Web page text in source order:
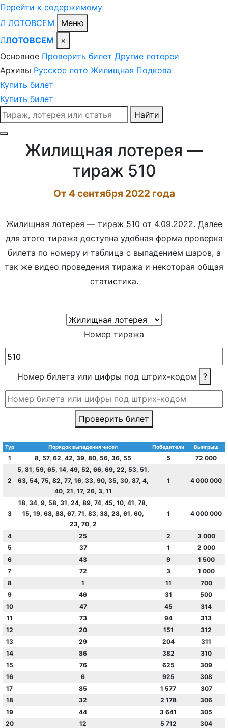
Перейти к содержимому
Л ЛОТОВСЕМ
Меню
ЛЛОТОВСЕМ
×
Основное Проверить билет Другие лотереи
Архивы Русское лото Жилищная Подкова
Купить билет
Купить билет
Поиск
Найти
Жилищная лотерея —
тираж 510
От 4 сентября 2022 года
Жилищная лотерея — тираж 510 от 4.09.2022. Далее
для этого тиража доступна удобная форма проверка
билета по номеру и таблица с выпадением шаров, а
так же видео проведения тиража и некоторая общая
статистика.
Номер тиража
Номер билета или цифры под штрих-кодом ?
Проверить билет
Тур Порядок выпадения чисел Победители Выигрыш
1 8, 57, 62, 42, 39, 80, 56, 36, 55 5 72 000
2
5, 81, 59, 65, 14, 49, 52, 66, 69, 22, 53, 51,
63, 54, 75, 82, 77, 16, 33, 90, 35, 30, 87, 4,
40, 21, 17, 26, 3, 11
1 4 000 000
3
18, 34, 9, 58, 31, 24, 89, 74, 45, 10, 41, 78,
15, 19, 68, 88, 67, 71, 83, 38, 28, 61, 60,
23, 70, 2
1 4 000 000
4 25 2
3 000
5
37 1
2 000
6
43 9
1 500
7
72 3
1 000
8
1 11
700
9
46 31
500
10
47 45
314
11
73 94
313
12
20 151
312
13
29 204
311
14
86 382
310
15
76 625
309
16
6 925
308
17
85 1 577
307
18
32 2 178
306
19
44 3 641
305
20
12 5 712
304